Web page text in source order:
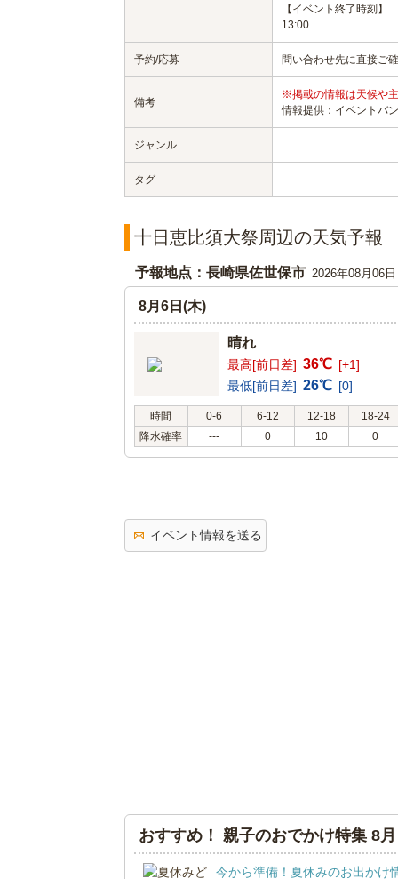
【イベント終了時刻】
13:00
予約/応募 問い合わせ先に直接ご
備考
※掲載の情報は天候や
情報提供：イベントバ
ジャンル
タグ
十日恵比須大祭周辺の天気予報
予報地点：長崎県佐世保市 2026年08月06
8月6日(木)
晴れ
最高[前日差] 36℃ [+1]
最低[前日差] 26℃ [0]
時間 0-6 6-12 12-18
18-24
降水確率
--- 0 10 0
イベント情報を送る
おすすめ！ 親子のおでかけ特集 8月
今から準備！夏休みのお出かけ